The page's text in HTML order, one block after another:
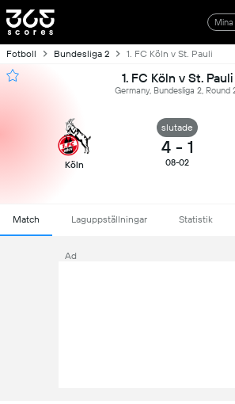
Fotboll Bundesliga 2 1. FC Köln v St. Pauli
1. FC Köln v St. Pauli
Germany, Bundesliga 2, Round
Köln
slutade
4 - 1
08-02
Match Laguppställningar Statistik
Ad